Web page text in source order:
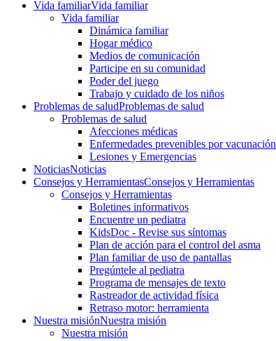
Vida familiarVida familiar
Vida familiar
Dinámica familiar
Hogar médico
Medios de comunicación
Participe en su comunidad
Poder del juego
Trabajo y cuidado de los niños
Problemas de saludProblemas de salud
Problemas de salud
Afecciones médicas
Enfermedades prevenibles por vacunación
Lesiones y Emergencias
NoticiasNoticias
Consejos y HerramientasConsejos y Herramientas
Consejos y Herramientas
Boletines informativos
Encuentre un pediatra
KidsDoc - Revise sus síntomas
Plan de acción para el control del asma
Plan familiar de uso de pantallas
Pregúntele al pediatra
Programa de mensajes de texto
Rastre​​ador de activida​d física
Retraso motor: herramienta
Nuestra misiónNuestra misión
Nuestra misión